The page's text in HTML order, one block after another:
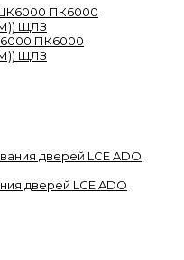
ПК6000
ЩЛЗ
дверей LCE ADO